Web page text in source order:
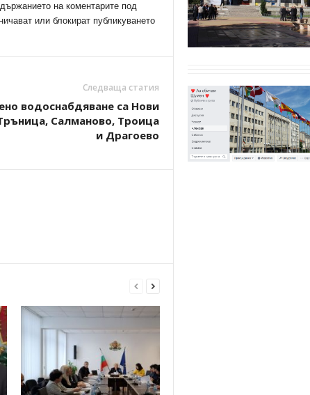
на коментарите под
или блокират публикуването
Следваща статия
водоснабдяване са Нови
Салманово, Троица
и Драгоево